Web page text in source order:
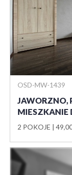
OSD-MW-1439
JAWORZNO,
MIESZKANIE
2 POKOJE